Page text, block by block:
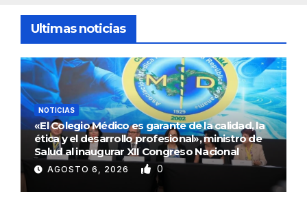
Ultimas noticias
NOTICIAS
«El Colegio Médico es garante de la calidad, la
ética y el desarrollo profesional», ministro de
Salud al inaugurar XII Congreso Nacional
AGOSTO 6, 2026 0